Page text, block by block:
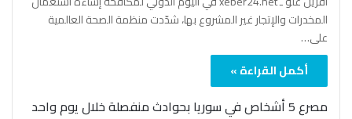
المخدرات والإتجار غير المشروع بها، شدّدت منظمة الصحة العالمية
على…
أكمل القراءة »
مصرع 5 أشخاص في سوريا بحوادث منفصلة خلال يوم واحد